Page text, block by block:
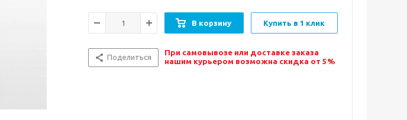
В корзину Купить в 1 клик
Поделиться
При самовывозе или доставке заказа
нашим курьером возможна скидка от 5%